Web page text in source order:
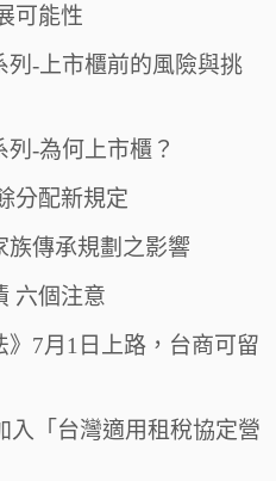
可能性
列-上市櫃前的風險與挑
列-為何上市櫃？
分配新規定
族傳承規劃之影響
六個注意
》7月1日上路，台商可留
入「台灣適用租稅協定營